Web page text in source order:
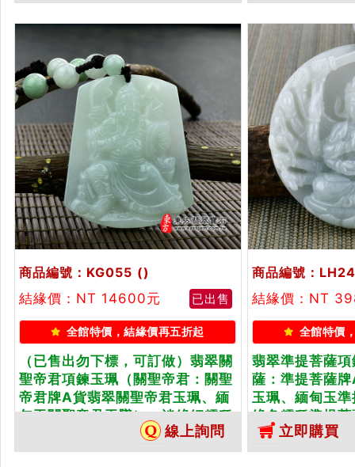
商品編號：KG055 ()
結緣價：NT 14600元
已出售
全館特價，結緣價再五折起
（已售出勿下標，可訂做）翡翠關
聖帝君項鍊玉珮（關聖帝君：關聖
帝君牌A貨翡翠關聖帝君玉珮、緬
甸玉關聖帝君玉墜）。淡綠細糯種
關聖帝君，KG055。客製化訂...
線上詢問
商品編號：
結緣價：NT
全館特價
翡翠準提菩薩
薩：準提菩薩
玉珮、緬甸玉
綠色糯種準提
化訂做各種準
立即購買